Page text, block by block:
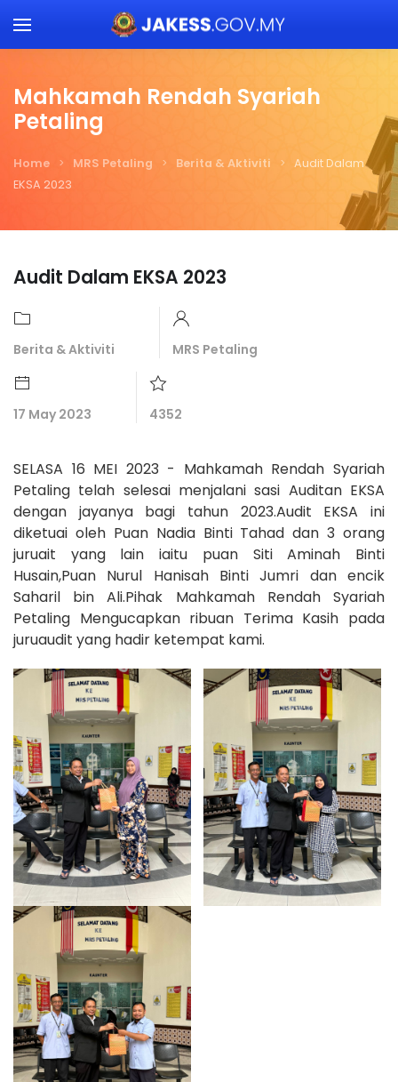
Skip to main content
Mahkamah Rendah Syariah
Petaling
Home MRS Petaling Berita & Aktiviti
Audit Dalam
EKSA 2023
Audit Dalam EKSA 2023
Berita & Aktiviti MRS Petaling
17 May 2023 4352
SELASA 16 MEI 2023 - Mahkamah Rendah Syariah
Petaling telah selesai menjalani sasi Auditan EKSA
dengan jayanya bagi tahun 2023.Audit EKSA ini
diketuai oleh Puan Nadia Binti Tahad dan 3 orang
juruait yang lain iaitu puan Siti Aminah Binti
Husain,Puan Nurul Hanisah Binti Jumri dan encik
Saharil bin Ali.Pihak Mahkamah Rendah Syariah
Petaling Mengucapkan ribuan Terima Kasih pada
juruaudit yang hadir ketempat kami.